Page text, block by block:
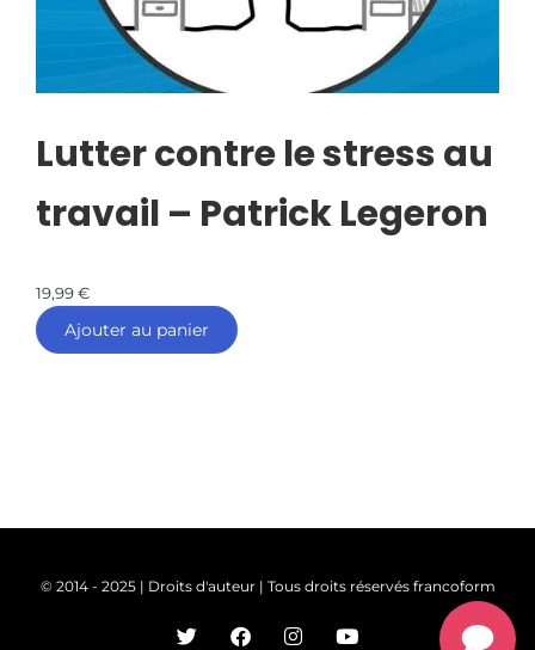
Lutter contre le stress au
travail – Patrick Legeron
19,99€
Ajouter au panier
© 2014 - 2025 | Droits d'auteur | Tous droits réservés francoform